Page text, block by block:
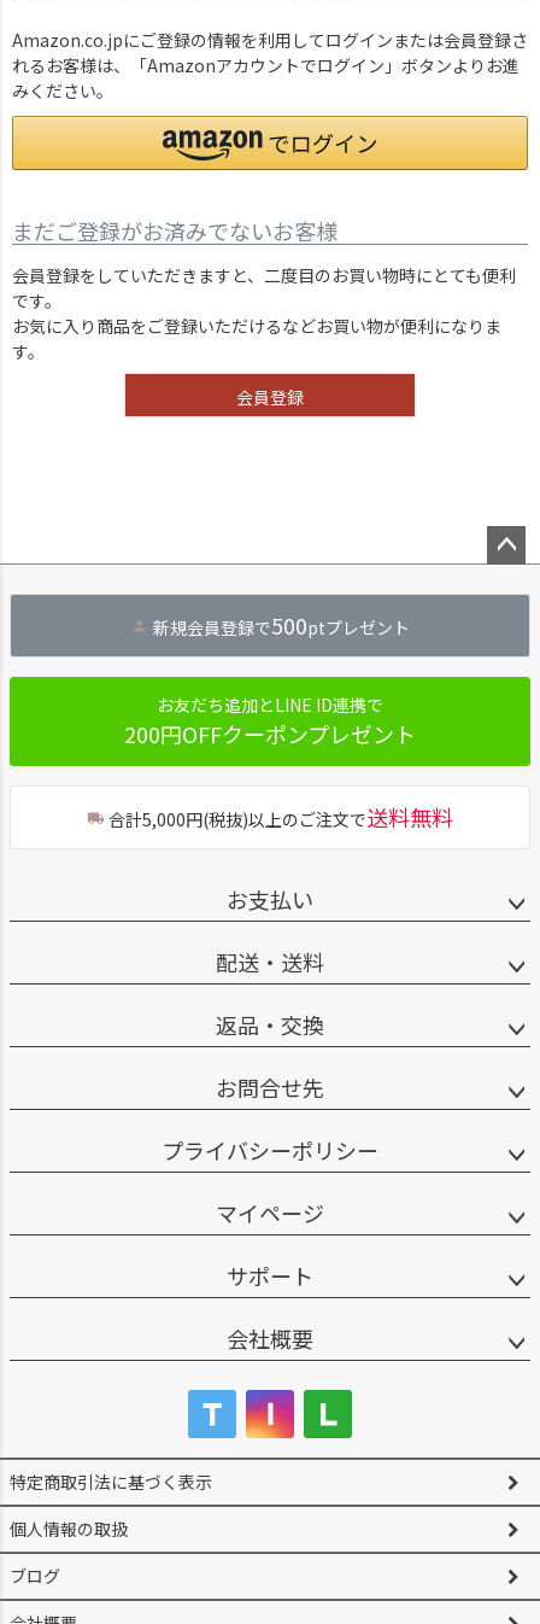
Amazon.co.jpにご登録の情報を利用してログインまたは会員登録さ
れるお客様は、「Amazonアカウントでログイン」ボタンよりお進
みください。
まだご登録がお済みでないお客様
会員登録をしていただきますと、二度目のお買い物時にとても便利
です。
お気に入り商品をご登録いただけるなどお買い物が便利になりま
す。
会員登録
へ
新規会員登録で500ptプレゼント
お友だち追加とLINE ID連携で
200円OFFクーポンプレゼント
合計5,000円(税抜)以上のご注文で送料無料
お支払い
配送・送料
返品・交換
お問合せ先
プライバシーポリシー
マイページ
サポート
会社概要
特定商取引法に基づく表示
個人情報の取扱
ブログ